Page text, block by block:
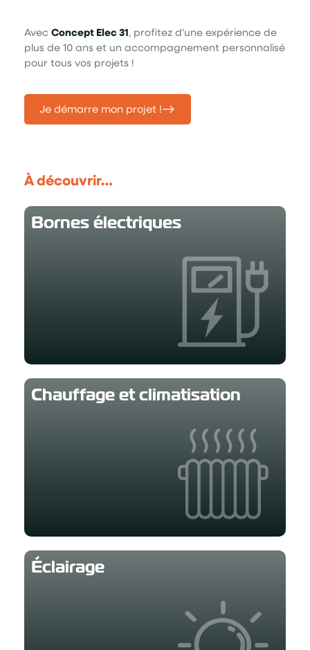
Avec Concept Elec 31, profitez d’une expérience de
plus de 10 ans et un accompagnement personnalisé
pour tous vos projets !
Je démarre mon projet !
À découvrir…
Bornes électriques
Chauffage et climatisation
Éclairage